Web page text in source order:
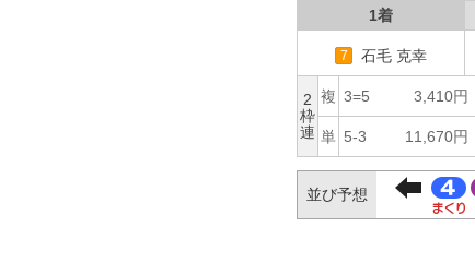
1着
7 石毛 克幸
2
枠
連
複 3=5 3,410円
単 5-3 11,670円
並び予想